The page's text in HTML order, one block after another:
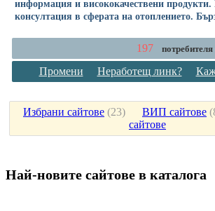
информация и висококачествени
консултация в сферата на отоплението.
197 потребителя
Промени Неработещ линк?
Избрани сайтове (23) ВИП сайтове (
сайтове
Най-новите сайтoве в каталога